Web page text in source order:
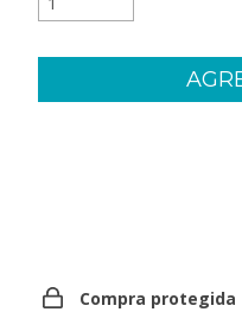
Compra protegida